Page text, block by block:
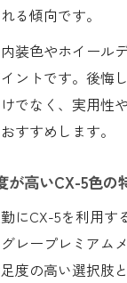
る傾向です。
装色やホイール
ントです。後悔
でなく、実用性
すすめします。
が高いCX-5色の
にCX-5を利用す
レープレミアム
度の高い選択肢